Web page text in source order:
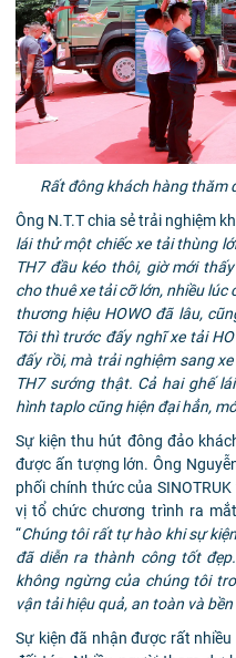
Rất đông khách hàng thăm
Ông N.T.T chia sẻ trải nghiệm
lái thử một chiếc xe tải thùng
TH7 đầu kéo thôi, giờ mới
cho thuê xe tải cỡ lớn, nhiều
thương hiệu HOWO đã lâu,
Tôi thì trước đấy nghĩ xe tải
đấy rồi, mà trải nghiệm sang
TH7 sướng thật. Cả hai ghế
hình taplo cũng hiện đại hẳn,
Sự kiện thu hút đông đảo
được ấn tượng lớn. Ông
phối chính thức của
vị tổ chức chương trình ra mắt
“Chúng tôi rất tự hào khi sự
đã diễn ra thành công tốt
không ngừng của chúng tôi
vận tải hiệu quả, an toàn và
Sự kiện đã nhận được rất